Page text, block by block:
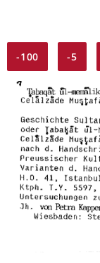
-100 -5